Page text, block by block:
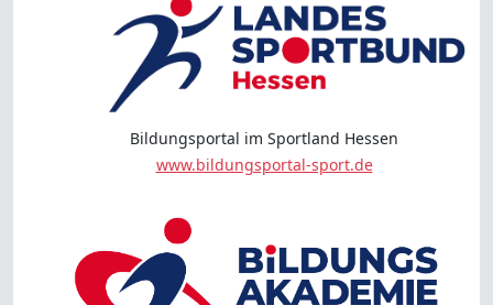
Bildungsportal im Sportland Hessen
www.bildungsportal-sport.de